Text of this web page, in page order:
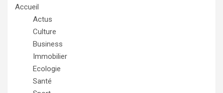
Accueil
Actus
Culture
Business
Immobilier
Ecologie
Santé